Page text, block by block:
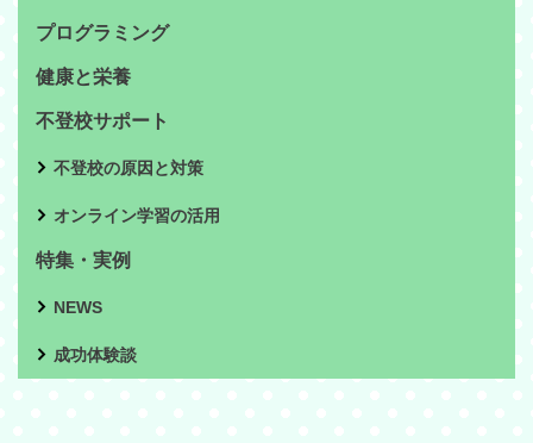
プログラミング
健康と栄養
不登校サポート
不登校の原因と対策
オンライン学習の活用
特集・実例
NEWS
成功体験談